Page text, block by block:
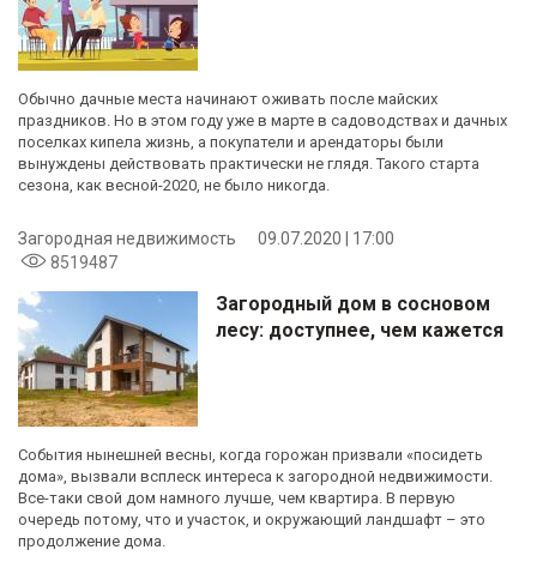
Обычно дачные места начинают оживать после майских
праздников. Но в этом году уже в марте в садоводствах и дачных
поселках кипела жизнь, а покупатели и арендаторы были
вынуждены действовать практически не глядя. Такого старта
сезона, как весной-2020, не было никогда.
Загородная недвижимость
09.07.2020 | 17:00
8519487
Загородный дом в сосновом
лесу: доступнее, чем кажется
События нынешней весны, когда горожан призвали «посидеть
дома», вызвали всплеск интереса к загородной недвижимости.
Все-таки свой дом намного лучше, чем квартира. В первую
очередь потому, что и участок, и окружающий ландшафт – это
продолжение дома.